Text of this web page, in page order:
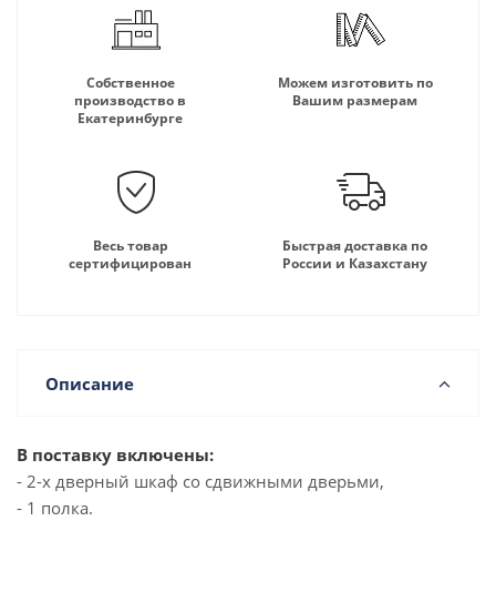
Собственное
производство в
Екатеринбурге
Можем изготовить по
Вашим размерам
Весь товар
сертифицирован
Быстрая доставка по
России и Казахстану
Описание
В поставку включены:
- 2-х дверный шкаф со сдвижными дверьми,
- 1 полка.